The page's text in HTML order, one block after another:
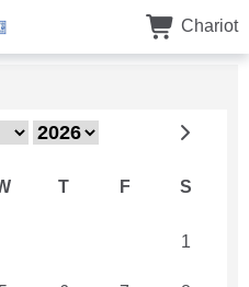
Chariot
T F S
1